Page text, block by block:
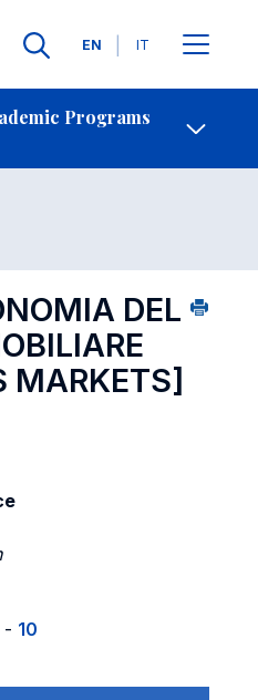
Languages
EN IT
Programs
Contact Us
2017
DEL
MARKETS]
- 10